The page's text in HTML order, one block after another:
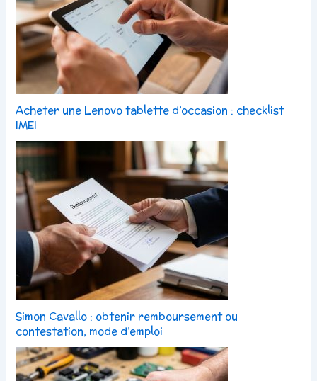
Acheter une Lenovo tablette d’occasion : checklist
IMEI
Simon Cavallo : obtenir remboursement ou
contestation, mode d’emploi